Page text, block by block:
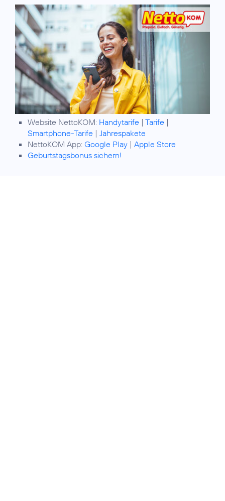
Website NettoKOM: Handytarife | Tarife |
Smartphone-Tarife | Jahrespakete
NettoKOM App: Google Play | Apple Store
Geburtstagsbonus sichern!